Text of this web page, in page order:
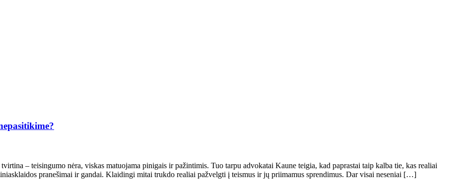
– teisingumo nėra, viskas matuojama pinigais ir pažintimis. Tuo tarpu advokatai Kaune teigia, kad paprastai taip kalba tie, kas realiai
pranešimai ir gandai. Klaidingi mitai trukdo realiai pažvelgti į teismus ir jų priimamus sprendimus. Dar visai neseniai […]